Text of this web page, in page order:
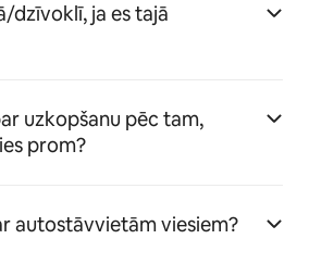
dzīvoklī, ja es tajā
uzkopšanu pēc tam,
prom?
autostāvvietām viesiem?